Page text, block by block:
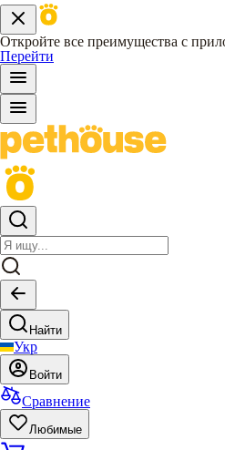
Откройте все преимущества с
Перейти
Найти
Укр
Войти
Сравнение
Любимые